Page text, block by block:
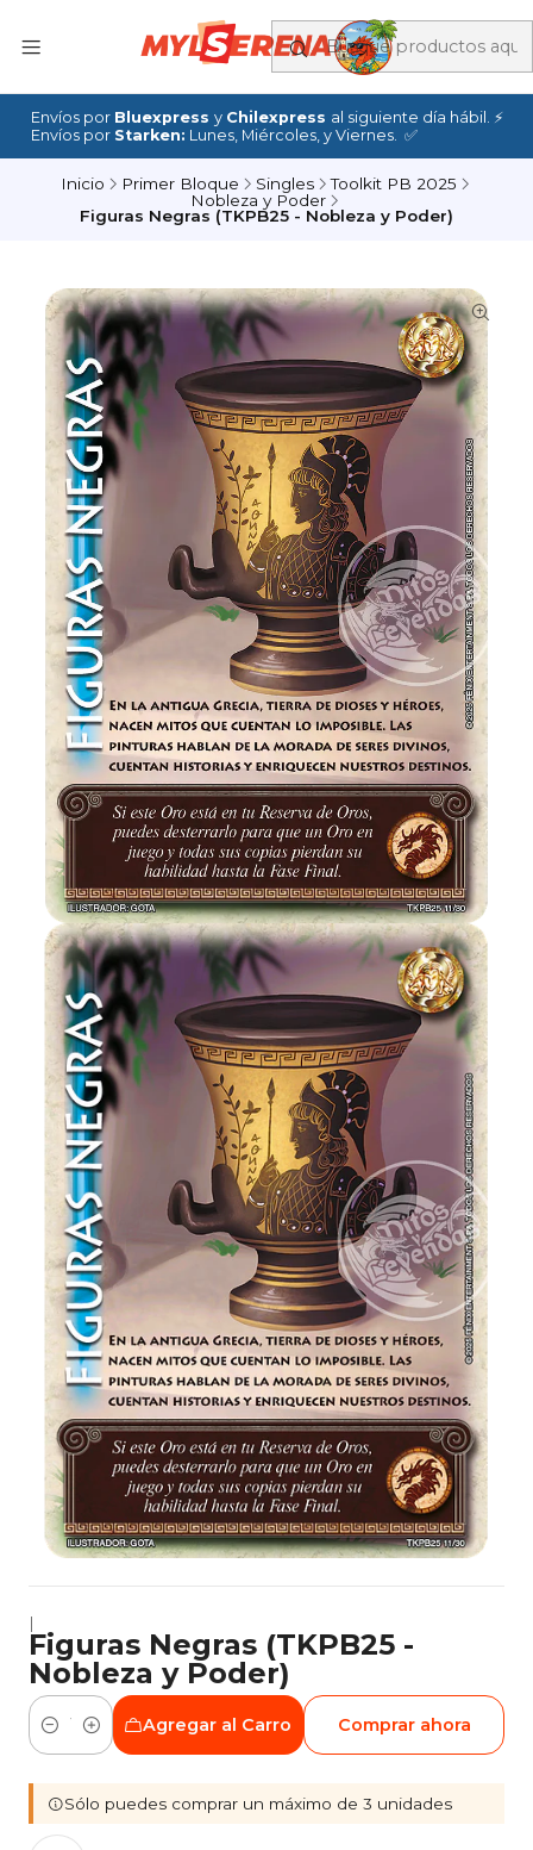
Envíos por Bluexpress y Chilexpress al siguiente día hábil. ⚡
Envíos por Starken: Lunes, Miércoles, y Viernes. ✅
Inicio Primer Bloque Singles
Toolkit PB 2025
Nobleza y Poder
Figuras Negras (TKPB25 - Nobleza y Poder)
|
Figuras Negras (TKPB25 -
Nobleza y Poder)
Cantidad
Agregar al Carro Comprar ahora
Sólo puedes comprar un máximo de 3 unidades